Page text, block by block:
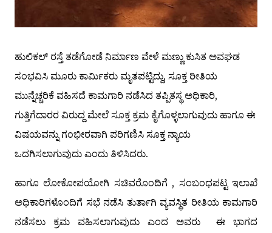
ಹುಲಿಕಲ್ ರಸ್ತೆ ತಡೆಗೋಡೆ ನಿರ್ಮಾಣ ವೇಳೆ ಮಣ್ಣು ಕುಸಿತ ಅವಘಡ
ಸಂಭವಿಸಿ ಮೂರು ಕಾರ್ಮಿಕರು ಮೃತಪಟ್ಟಿದ್ದು, ಸೂಕ್ತ ರೀತಿಯ
ಮುನ್ನೆಚ್ಚರಿಕೆ ವಹಿಸದೆ ಕಾಮಗಾರಿ ನಡೆಸಿದ ತಪ್ಪಿತಸ್ಥ ಅಧಿಕಾರಿ,
ಗುತ್ತಿಗೆದಾರರ ವಿರುದ್ದ ಮೇಲೆ ಸೂಕ್ತ ಕ್ರಮ ಕೈಗೊಳ್ಳಲಾಗುವುದು ಹಾಗೂ ಈ
ವಿಷಯವನ್ನು ಗಂಭೀರವಾಗಿ ಪರಿಗಣಿಸಿ ಸೂಕ್ತ ನ್ಯಾಯ
ಒದಗಿಸಲಾಗುವುದು ಎಂದು ತಿಳಿಸಿದರು.
ಹಾಗೂ ಲೋಕೋಪಯೋಗಿ ಸಚಿವರೊಂದಿಗೆ , ಸಂಬಂಧಪಟ್ಟ ಇಲಾಖೆ
ಅಧಿಕಾರಿಗಳೊಂದಿಗೆ ಸಭೆ ನಡೆಸಿ ತುರ್ತಾಗಿ ವ್ಯವಸ್ಥಿತ ರೀತಿಯ ಕಾಮಗಾರಿ
ನಡೆಸಲು ಕ್ರಮ ವಹಿಸಲಾಗುವುದು ಎಂದ ಅವರು ಈ ಭಾಗದ